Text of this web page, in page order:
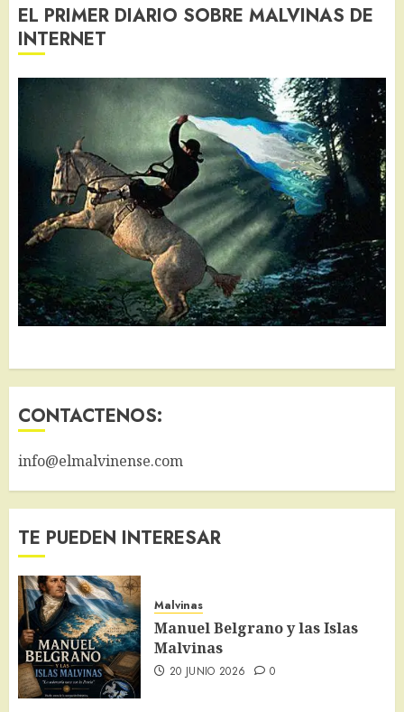
EL PRIMER DIARIO SOBRE MALVINAS DE
INTERNET
CONTACTENOS:
info@elmalvinense.com
TE PUEDEN INTERESAR
Malvinas
Manuel Belgrano y las Islas
Malvinas
20 JUNIO 2026 0